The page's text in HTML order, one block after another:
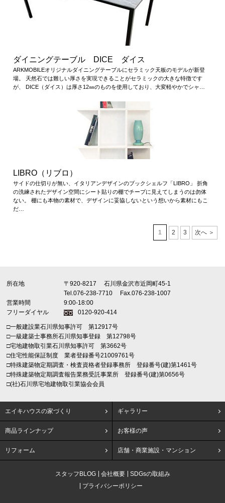
ダイニングテーブル DICE ダイス
ARKMOBILEオリジナルダイニングテーブルにセラミック天板のモデルが新登
場。 天然石では難しい厚さを実現できることがセラミックの大きな特徴です
が、 DICE（ダイス）は厚さ12㎜のものを使用しており、大変軽やかでシャ…
LIBRO（リブロ）
サイドの仕切りが無い、イタリアンデザインのブックシェルフ「LIBRO」 折角
の洗練されたデザイン空間にシート貼りの棚でチープに見えてしまうのは勿体
ない。 棚にも本物の素材で、デザインに妥協しないという想いから素材にもこ
だ…
1 2 3 次へ ＞
所在地 〒920-8217
石川県金沢市近岡町45-1
Tel.076-238-7710
Fax.076-238-1007
営業時間
9:00-18:00
フリーダイヤル
0120-920-414
□一般建設業石川県知事許可 第12917号
□一級建築士事務所石川県知事登録 第12798号
□宅地建物取引業石川県知事許可 第3662号
□住宅性能保証制度 業者登録番号21009761号
□特殊建築物定期調査・検査資格者登録事務所 登録番号(建)第1461号
□特殊建築物定期調査報告業務受託事業所 登録番号(建)第0656号
□(社)石川県宅地建物取引業協会会員
エイキハウスの家づくり ギャラリー
商品ラインナップ お客様の声
リフォーム 店舗・商業施設・マンション
スタッフBLOG 会社概要
SDGsの取組み
プライバシーポリシー